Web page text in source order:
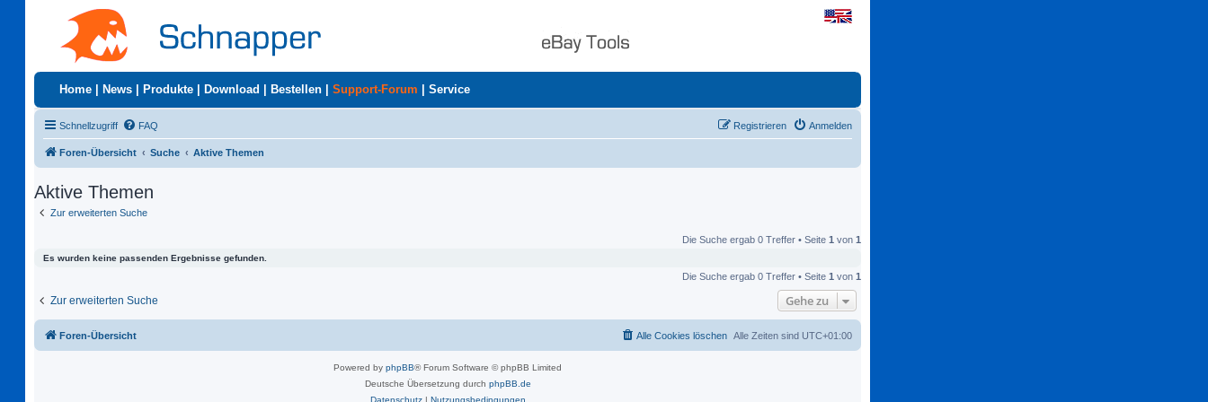
Home News Produkte Download Bestellen Support-Forum Service
Schnellzugriff FAQ Anmelden
Registrieren
Foren-Übersicht Suche Aktive Themen
Aktive Themen
Zur erweiterten Suche
Die Suche ergab 0 Treffer • Seite 1 von 1
Es wurden keine passenden Ergebnisse gefunden.
Die Suche ergab 0 Treffer • Seite 1 von 1
Zur erweiterten Suche Gehe zu
Foren-Übersicht Alle Zeiten sind UTC+01:00
Alle Cookies löschen
Powered by phpBB® Forum Software © phpBB Limited
Deutsche Übersetzung durch phpBB.de
Datenschutz| Nutzungsbedingungen